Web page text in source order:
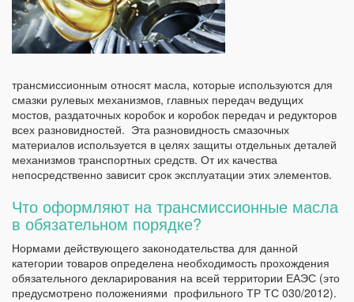
трансмиссионным относят масла, которые используются для
смазки рулевых механизмов, главных передач ведущих
мостов, раздаточных коробок и коробок передач и редукторов
всех разновидностей. Эта разновидность смазочных
материалов используется в целях защиты отдельных деталей
механизмов транспортных средств. От их качества
непосредственно зависит срок эксплуатации этих элементов.
Что оформляют на трансмиссионные масла
в обязательном порядке?
Нормами действующего законодательства для данной
категории товаров определена необходимость прохождения
обязательного декларирования на всей территории ЕАЭС (это
предусмотрено положениями профильного ТР ТС 030/2012).